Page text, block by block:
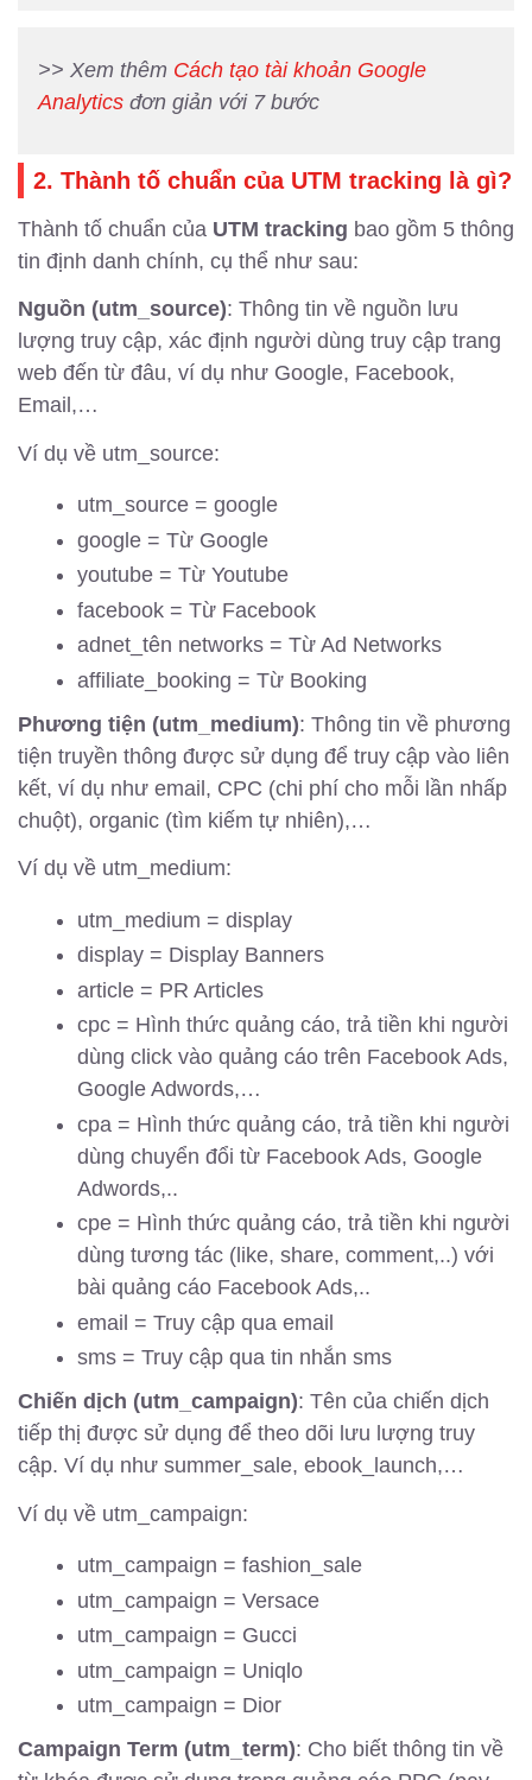
>> Xem thêm Cách tạo tài khoản Google
Analyticsđơn giản với 7 bước
2. Thành tố chuẩn của UTM tracking là gì?
Thành tố chuẩn của UTM tracking bao gồm 5 thông
tin định danh chính, cụ thể như sau:
Nguồn (utm_source): Thông tin về nguồn lưu
lượng truy cập, xác định người dùng truy cập trang
web đến từ đâu, ví dụ như Google, Facebook,
Email,…
Ví dụ về utm_source:
utm_source = google
google = Từ Google
youtube = Từ Youtube
facebook = Từ Facebook
adnet_tên networks = Từ Ad Networks
affiliate_booking = Từ Booking
Phương tiện (utm_medium): Thông tin về phương
tiện truyền thông được sử dụng để truy cập vào liên
kết, ví dụ như email, CPC (chi phí cho mỗi lần nhấp
chuột), organic (tìm kiếm tự nhiên),…
Ví dụ về utm_medium:
utm_medium = display
display = Display Banners
article = PR Articles
cpc = Hình thức quảng cáo, trả tiền khi người
dùng click vào quảng cáo trên Facebook Ads,
Google Adwords,…
cpa = Hình thức quảng cáo, trả tiền khi người
dùng chuyển đổi từ Facebook Ads, Google
Adwords,..
cpe = Hình thức quảng cáo, trả tiền khi người
dùng tương tác (like, share, comment,..) với
bài quảng cáo Facebook Ads,..
email = Truy cập qua email
sms = Truy cập qua tin nhắn sms
Chiến dịch (utm_campaign): Tên của chiến dịch
tiếp thị được sử dụng để theo dõi lưu lượng truy
cập. Ví dụ như summer_sale, ebook_launch,…
Ví dụ về utm_campaign:
utm_campaign = fashion_sale
utm_campaign = Versace
utm_campaign = Gucci
utm_campaign = Uniqlo
utm_campaign = Dior
Campaign Term (utm_term): Cho biết thông tin về